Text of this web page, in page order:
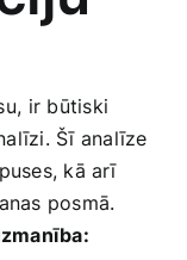
⁢ir ‍būtiski
Šī analīze
kā arī
posmā.